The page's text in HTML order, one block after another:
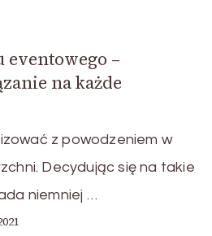
–
na każde
z powodzeniem w
Decydując się na takie
niemniej …